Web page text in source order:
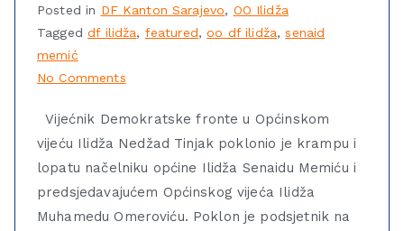
Posted in DF Kanton Sarajevo, OO Ilidža
Taggeddf ilidža, featured,oo df ilidža,senaid
memić
No Comments
Vijećnik Demokratske fronte u Općinskom
vijeću Ilidža Nedžad Tinjak poklonio je krampu i
lopatu načelniku općine Ilidža Senaidu Memiću i
predsjedavajućem Općinskog vijeća Ilidža
Muhamedu Omeroviću. Poklon je podsjetnik na